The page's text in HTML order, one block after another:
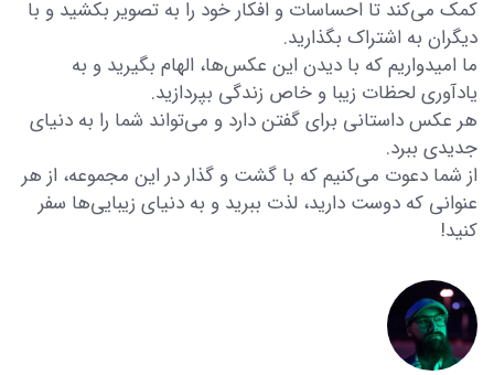
کمک می‌کند تا احساسات و افکار خود را به تصویر بکشید و با
دیگران به اشتراک بگذارید.
ما امیدواریم که با دیدن این عکس‌ها، الهام بگیرید و به
یادآوری لحظات زیبا و خاص زندگی بپردازید.
هر عکس داستانی برای گفتن دارد و می‌تواند شما را به دنیای
جدیدی ببرد.
از شما دعوت می‌کنیم که با گشت و گذار در این مجموعه، از هر
عنوانی که دوست دارید، لذت ببرید و به دنیای زیبایی‌ها سفر
کنید!